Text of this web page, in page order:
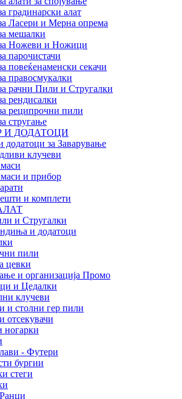
градинарски алат
Ласери и Мерна опрема
мешалки
Ножеви и Ножици
парочистачи
повеќенаменски секачи
правосмукалки
рачни Пили и Стругалки
рендисалки
реципрочни пили
стругање
И ДОДАТОЦИ
додатоци за Заварување
клучеви
и прибор
и комплети
и Стругалки
и додатоци
пили
цевки
и организација Промо
и Цедалки
клучеви
и столни гер пили
отсекувачи
ногарки
- Футери
бургии
стеги